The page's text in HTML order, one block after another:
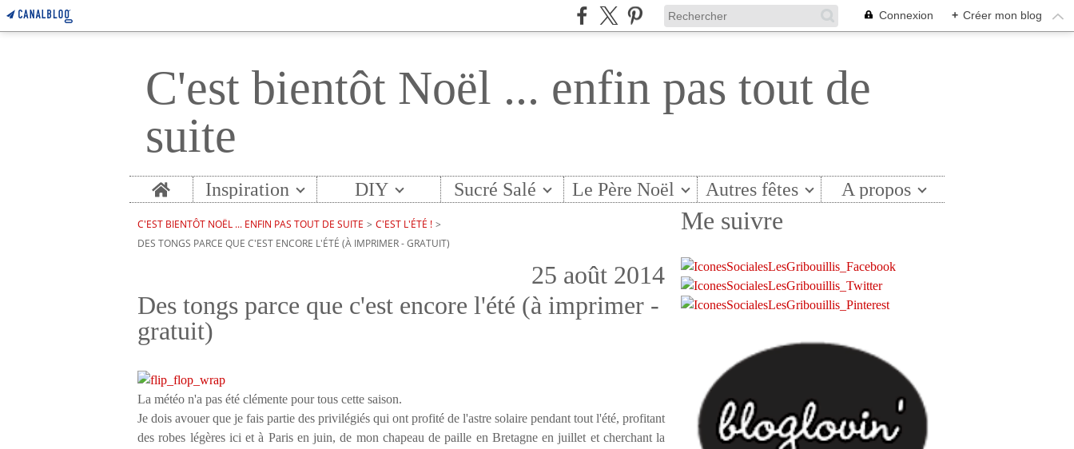
Connexion + Créer mon blog
C'est bientôt Noël ... enfin pas tout de
suite
Home Inspiration DIY Sucré Salé Le Père Noël Autres fêtes A propos
C'EST BIENTÔT NOËL ... ENFIN PAS TOUT DE SUITE > C'EST L'ÉTÉ ! >
DES TONGS PARCE QUE C'EST ENCORE L'ÉTÉ (À IMPRIMER - GRATUIT)
25 août 2014
Des tongs parce que c'est encore l'été (à imprimer -
gratuit)
La météo n'a pas été clémente pour tous cette saison.
Je dois avouer que je fais partie des privilégiés qui ont profité de l'astre solaire pendant tout l'été, profitant
des robes légères ici et à Paris en juin, de mon chapeau de paille en Bretagne en juillet et cherchant la
Me suivre